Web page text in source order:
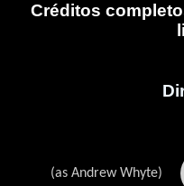
Créditos
(as Andrew Whyte)